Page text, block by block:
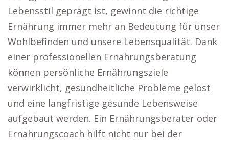
Lebensstil geprägt ist, gewinnt die richtige
Ernährung immer mehr an Bedeutung für unser
Wohlbefinden und unsere Lebensqualität. Dank
einer professionellen Ernährungsberatung
können persönliche Ernährungsziele
verwirklicht, gesundheitliche Probleme gelöst
und eine langfristige gesunde Lebensweise
aufgebaut werden. Ein Ernährungsberater oder
Ernährungscoach hilft nicht nur bei der